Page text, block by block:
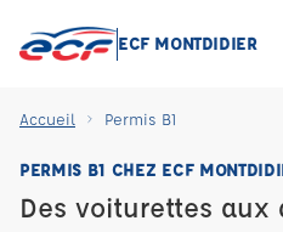
ECF MONTDIDIER
Accueil Permis B1
PERMIS B1 CHEZ ECF
Des voiturettes